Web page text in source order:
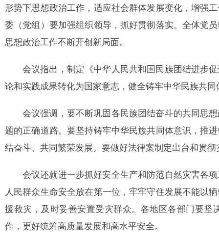
形势下思想政治工作，适应社会群体发展变化，增强
委（党组）要加强组织领导，抓好贯彻落实。全体党
思想政治工作不断开创新局面。
会议指出，制定《中华人民共和国民族团结进步
论和实践成果转化为国家意志，健全铸牢中华民族共
会议强调，要不断巩固各民族团结奋斗的共同思
题的正确道路。要坚持铸牢中华民族共同体意识，推
结奋斗、共同繁荣发展。要做好法律案制定出台和贯
会议还就进一步抓好安全生产和防范自然灾害各
人民群众生命安全放在第一位，牢牢守住发展不能以
援救灾，及时妥善安置受灾群众。各地区各部门要
作，更好统筹高质量发展和高水平安全。